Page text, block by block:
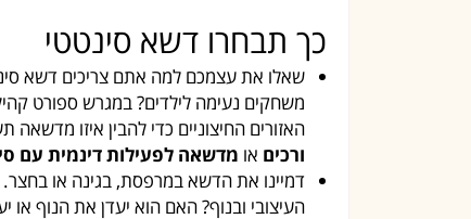
כך תבחרו דשא סינטטי
שאלו את עצמכם למה אתם צריכים דשא
משחקים נעימה לילדים? במגרש ספורט
האזורים החיצוניים כדי להבין איזו
ורכים או מדשאה לפעילות דינמית עם
דמיינו את הדשא במרפסת, בגינה או בחצר.
העיצובי ובנוף? האם הוא יעדן את הנוף